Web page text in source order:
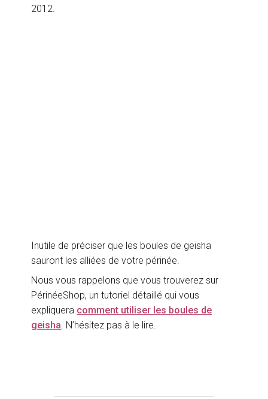
2012.
Inutile de préciser que les boules de geisha
sauront les alliées de votre périnée.
Nous vous rappelons que vous trouverez sur
PérinéeShop, un tutoriel détaillé qui vous
expliquera comment utiliser les boules de
geisha . N’hésitez pas à le lire.